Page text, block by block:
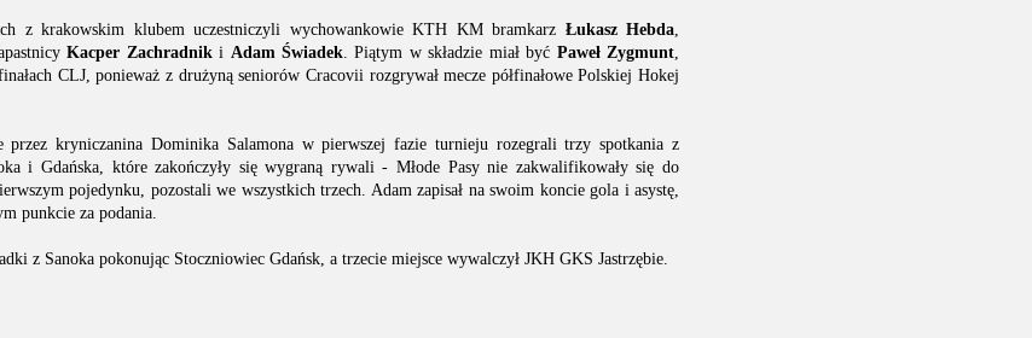
z krakowskim klubem uczestniczyli wychowankowie KTH KM bramkarz Łukasz Hebda,
Kacper Zachradniki Adam Świadek. Piątym w składzie miał być Paweł Zygmunt,
CLJ, ponieważ z drużyną seniorów Cracovii rozgrywał mecze półfinałowe Polskiej Hokej
przez kryniczanina Dominika Salamona w pierwszej fazie turnieju rozegrali trzy spotkania z
i Gdańska, które zakończyły się wygraną rywali - Młode Pasy nie zakwalifikowały się do
pojedynku, pozostali we wszystkich trzech. Adam zapisał na swoim koncie gola i asystę,
punkcie za podania.
z Sanoka pokonując Stoczniowiec Gdańsk, a trzecie miejsce wywalczył JKH GKS Jastrzębie.